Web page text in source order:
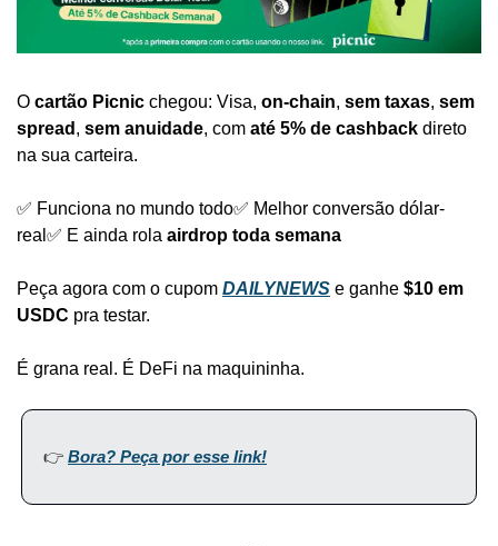
O cartão Picnic chegou: Visa, on-chain, sem taxas, sem
spread , sem anuidade, com até 5% de cashback direto
na sua carteira.
✅ Funciona no mundo todo✅ Melhor conversão dólar-
real ✅ E ainda rola airdrop toda semana
Peça agora com o cupom DAILYNEWS e ganhe $10 em
USDC pra testar.
É grana real. É DeFi na maquininha.
👉 Bora? Peça por esse link!